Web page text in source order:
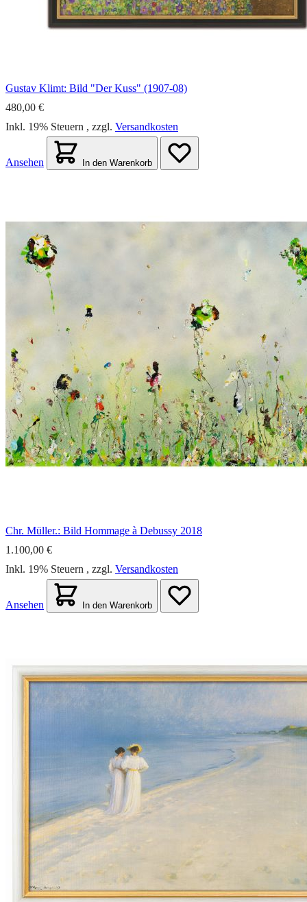
Gustav Klimt: Bild "Der Kuss" (1907-08)
480,00 €
Inkl. 19% Steuern , zzgl. Versandkosten
Ansehen In den Warenkorb
Chr. Müller.: Bild Hommage à Debussy 2018
1.100,00 €
Inkl. 19% Steuern , zzgl. Versandkosten
Ansehen In den Warenkorb